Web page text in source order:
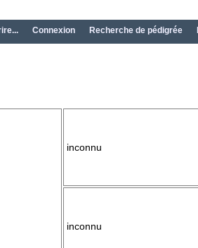
Connexion Recherche de pédigrée
inconnu
inconnu